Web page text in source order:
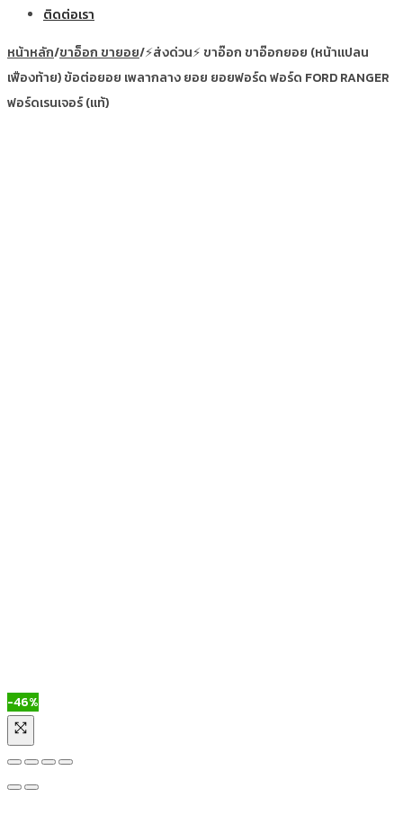
ติดต่อเรา
หน้าหลัก/ขาอ็อก ขายอย/⚡ส่งด่วน⚡ ขาอ๊อก ขาอ๊อกยอย (หน้าแปลน
เฟืองท้าย) ข้อต่อยอย เพลากลาง ยอย ยอยฟอร์ด ฟอร์ด FORD RANGER
ฟอร์ดเรนเจอร์ (แท้)
-46%